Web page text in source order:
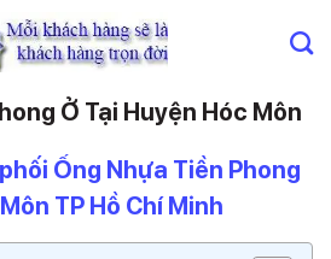
Ở Tại Huyện Hóc Môn
Ống Nhựa Tiền Phong
TP Hồ Chí Minh